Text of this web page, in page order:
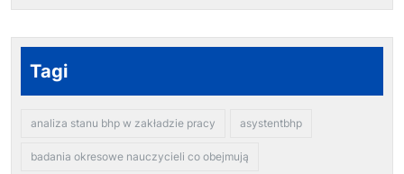
Tagi
analiza stanu bhp w zakładzie pracy asystentbhp
badania okresowe nauczycieli co obejmują